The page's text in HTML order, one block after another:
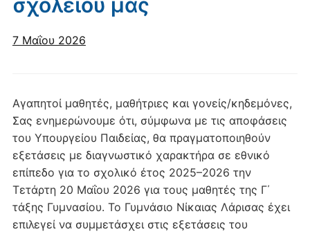
7 Μαΐου 2026
Αγαπητοί μαθητές, μαθήτριες και γονείς/κηδεμόνες,
Σας ενημερώνουμε ότι, σύμφωνα με τις αποφάσεις
του Υπουργείου Παιδείας, θα πραγματοποιηθούν
εξετάσεις με διαγνωστικό χαρακτήρα σε εθνικό
επίπεδο για το σχολικό έτος 2025–2026 την
Τετάρτη 20 Μαΐου 2026 για τους μαθητές της Γ΄
τάξης Γυμνασίου. Το Γυμνάσιο Νίκαιας Λάρισας έχει
επιλεγεί να συμμετάσχει στις εξετάσεις του